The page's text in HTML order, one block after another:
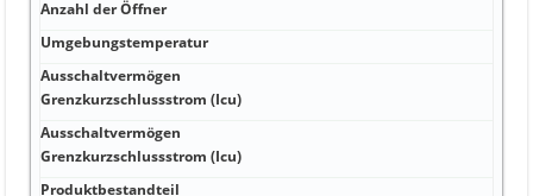
Anzahl der Öffner
Umgebungstemperatur
Ausschaltvermögen
Grenzkurzschlussstrom (Icu)
Ausschaltvermögen
Grenzkurzschlussstrom (Icu)
Produktbestandteil